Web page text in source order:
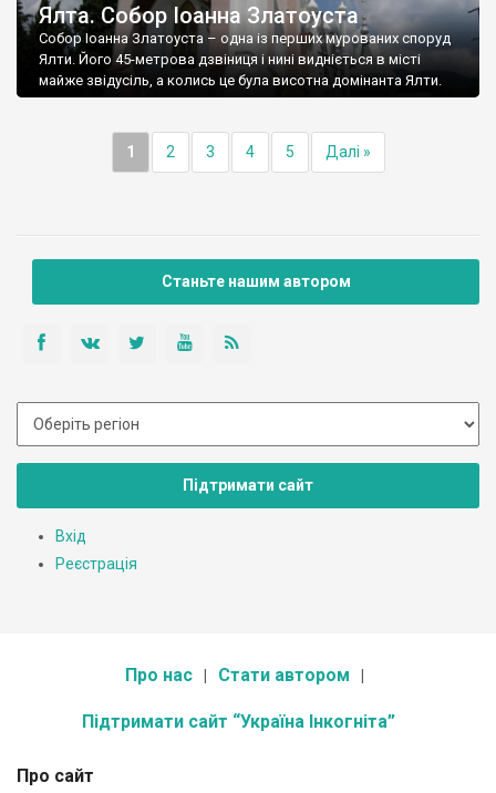
Ялта. Собор Іоанна Златоуста
Собор Іоанна Златоуста – одна із перших мурованих споруд
Ялти. Його 45-метрова дзвіниця і нині видніється в місті
майже звідусіль, а колись це була висотна домінанта Ялти.
1 2 3 4 5 Далі »
Станьте нашим автором
Підтримати сайт
Вхід
Реєстрація
Про нас Стати автором
Підтримати сайт “Україна Інкогніта”
Про сайт